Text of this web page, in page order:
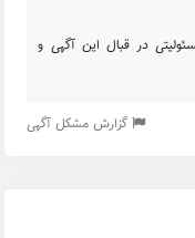
در قبال این آگهی و
گزارش مشکل آگهی